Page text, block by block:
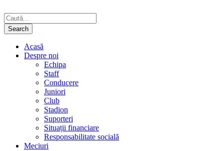
Acasă
Despre noi
Echipa
Staff
Conducere
Juniori
Club
Stadion
Suporteri
Situații financiare
Responsabilitate socială
Meciuri